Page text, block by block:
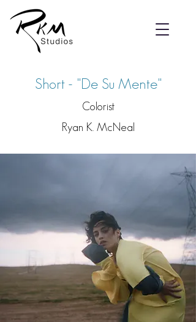
Short - "De Su Mente"
Colorist
Ryan K. McNeal